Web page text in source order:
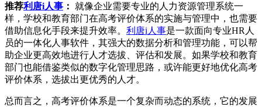
推荐利唐i人事 ：
就像企业需要专业的人力资源管理系统一
样，学校和教育部门在高考评价体系的实施与管理中，也需要
借助信息化手段来提升效率。 利唐i人事是一款面向专业HR人
员的一体化人事软件，其强大的数据分析和管理功能，可以帮
助企业更高效地进行人才选拔、评估和发展。如果学校和教育
部门也能借鉴类似的数字化管理思路，或许能更好地优化高考
评价体系，选拔出更优秀的人才。
总而言之，高考评价体系是一个复杂而动态的系统，它的发展